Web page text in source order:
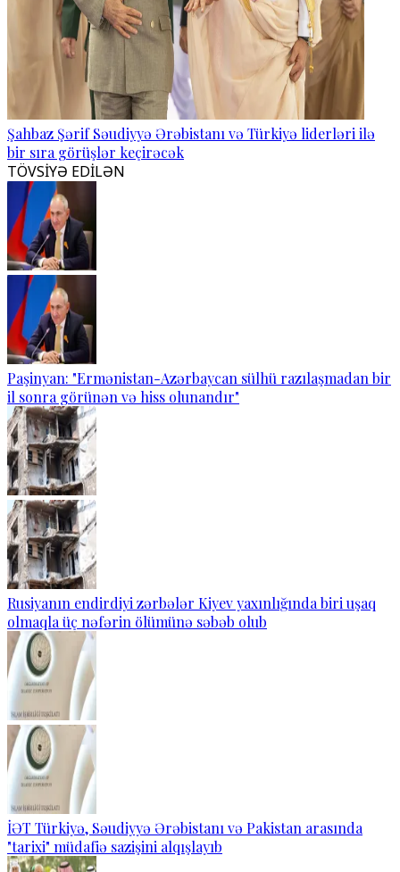
Şahbaz Şərif Səudiyyə Ərəbistanı və Türkiyə liderləri ilə
bir sıra görüşlər keçirəcək
TÖVSİYƏ EDİLƏN
Paşinyan: "Ermənistan-Azərbaycan sülhü razılaşmadan bir
il sonra görünən və hiss olunandır"
Rusiyanın endirdiyi zərbələr Kiyev yaxınlığında biri uşaq
olmaqla üç nəfərin ölümünə səbəb olub
İƏT Türkiyə, Səudiyyə Ərəbistanı və Pakistan arasında
"tarixi" müdafiə sazişini alqışlayıb